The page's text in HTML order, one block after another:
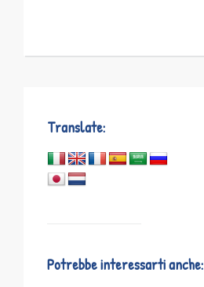
Translate:
Potrebbe interessarti anche: